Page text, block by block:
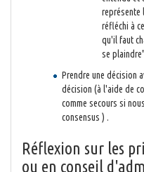
représente
réfléchi à
qu'il faut
se
Prendre une décision
décision (à l'aide de
comme secours si
consensus ) .
Réflexion sur les
ou en conseil